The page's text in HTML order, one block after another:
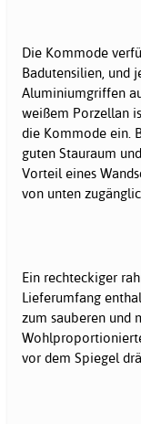
Die Kommode
Badutensilien, und
Aluminiumgriffen
weißem Porzellan
die Kommode ein.
guten Stauraum
Vorteil eines
von unten
Ein rechteckiger
Lieferumfang
zum sauberen und
vor dem Spiegel